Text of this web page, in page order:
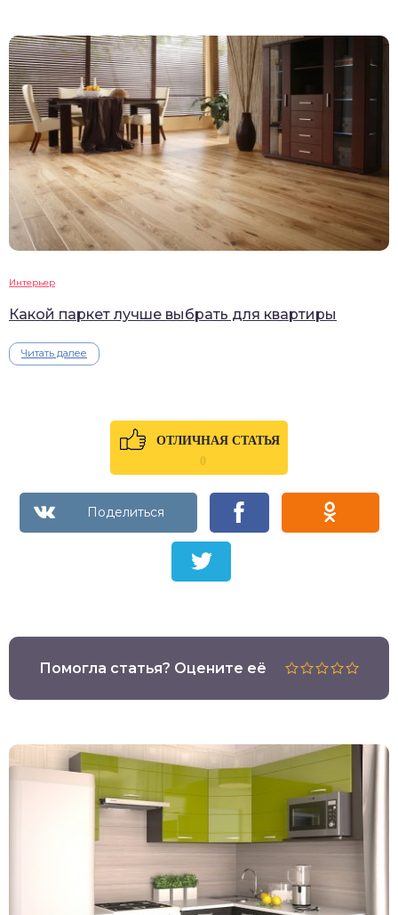
Интерьер
Какой паркет лучше выбрать для квартиры
Читать далее
ОТЛИЧНАЯ СТАТЬЯ
0
Помогла статья? Оцените её